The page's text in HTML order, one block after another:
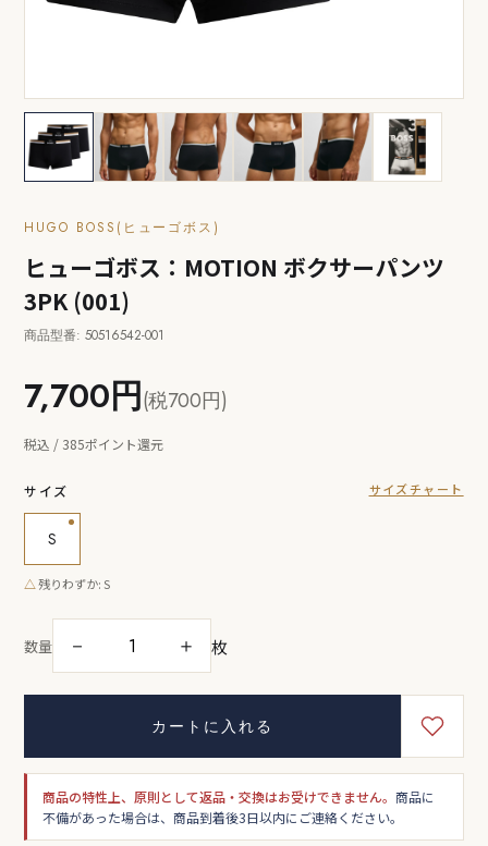
HUGO BOSS(ヒューゴボス)
ヒューゴボス：MOTION ボクサーパンツ
3PK (001)
商品型番: 50516542-001
7,700円(税700円)
税込 / 385ポイント還元
サイズ サイズチャート
S
△残りわずか: S
数量 － ＋ 枚
カートに入れる
商品の特性上、原則として返品・交換はお受けできません。商品に
不備があった場合は、商品到着後3日以内にご連絡ください。